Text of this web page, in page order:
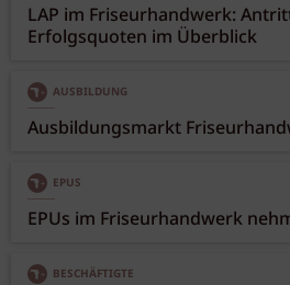
LAP im Friseurhandwerk:
Erfolgsquoten im Überblick
AUSBILDUNG
Ausbildungsmarkt
EPUS
EPUs im Friseurhandwerk
BESCHÄFTIGTE